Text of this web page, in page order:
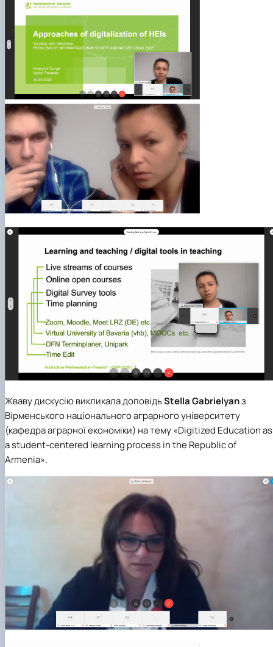
Жваву дискусію викликала доповідьStella Gabrielyanз
Вірменського національного аграрного університету
(кафедра аграрної економіки) на тему «Digitized Education as
a student-centered learning process in the Republic of
Armenia».